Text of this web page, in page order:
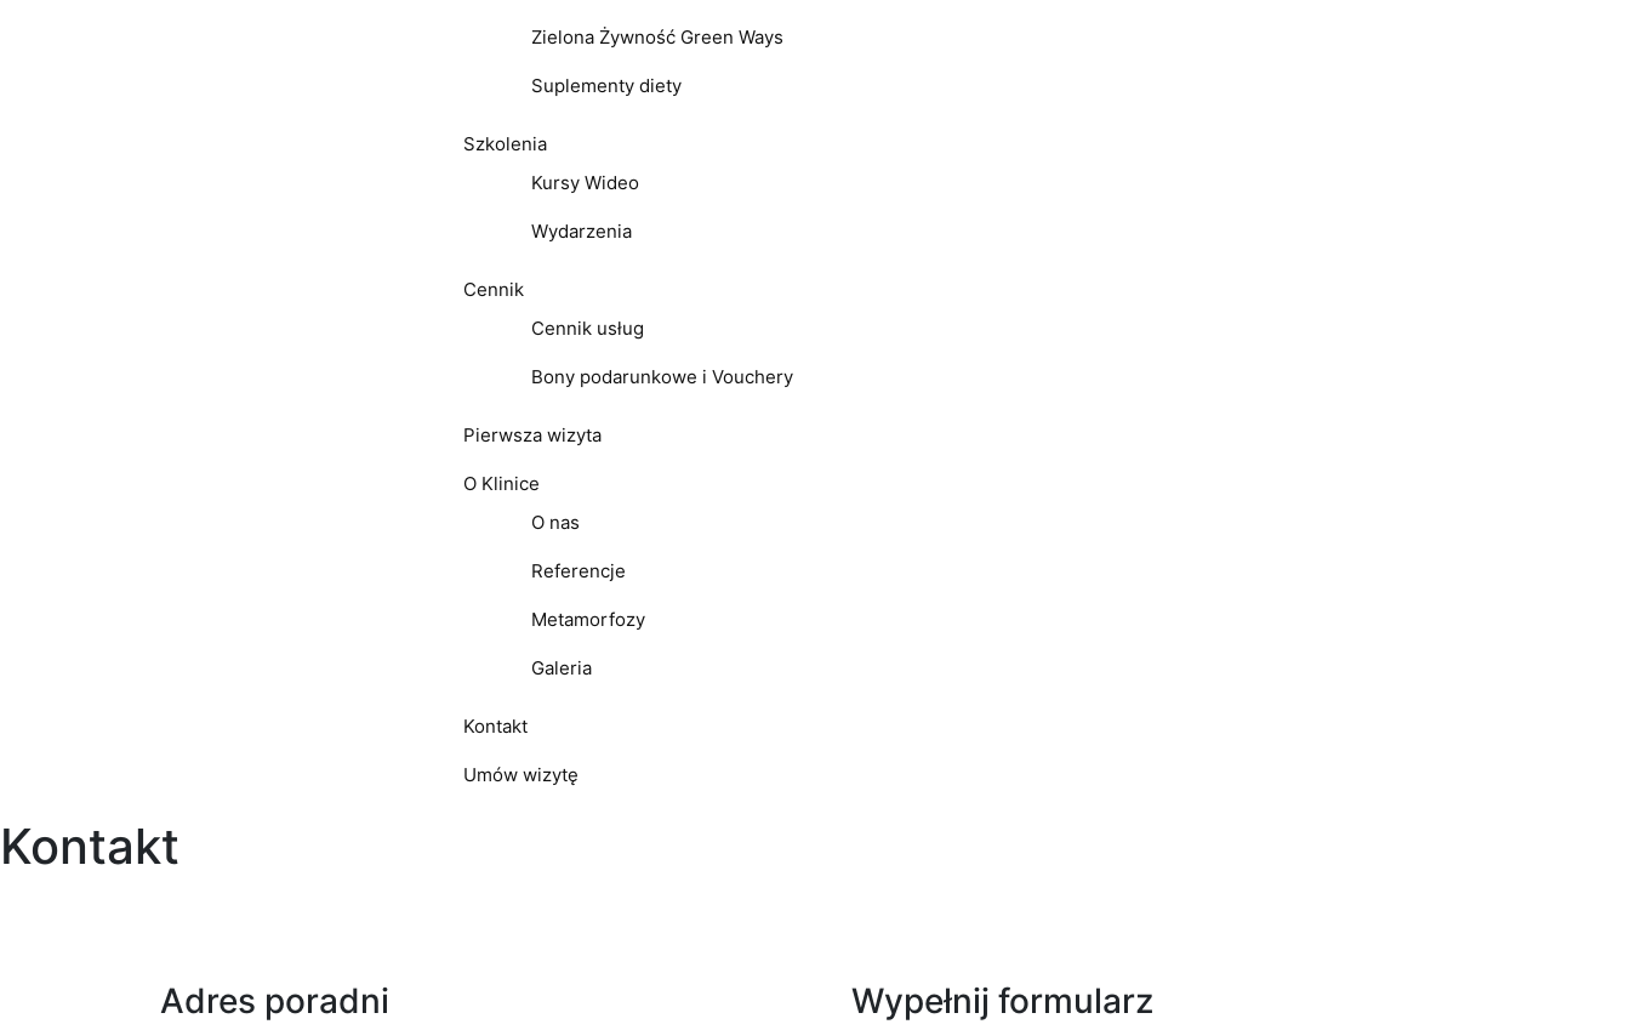
Zielona Żywność Green Ways
Suplementy diety
Szkolenia
Kursy Wideo
Wydarzenia
Cennik
Cennik usług
Bony podarunkowe i Vouchery
Pierwsza wizyta
O Klinice
O nas
Referencje
Metamorfozy
Galeria
Kontakt
Umów wizytę
Kontakt
Adres poradni Wypełnij formularz